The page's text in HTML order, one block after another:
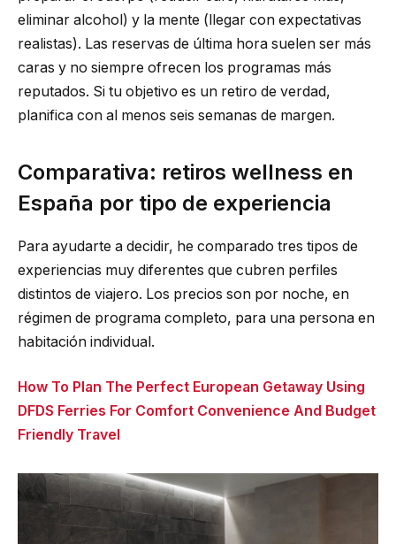
eliminar alcohol) y la mente (llegar con expectativas
realistas). Las reservas de última hora suelen ser más
caras y no siempre ofrecen los programas más
reputados. Si tu objetivo es un retiro de verdad,
planifica con al menos seis semanas de margen.
Comparativa: retiros wellness en
España por tipo de experiencia
Para ayudarte a decidir, he comparado tres tipos de
experiencias muy diferentes que cubren perfiles
distintos de viajero. Los precios son por noche, en
régimen de programa completo, para una persona en
habitación individual.
How To Plan The Perfect European Getaway Using
DFDS Ferries For Comfort Convenience And Budget
Friendly Travel